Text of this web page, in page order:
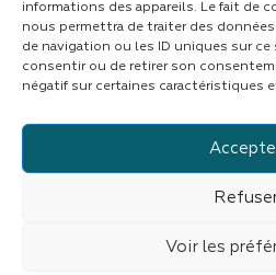
informations des appareils. Le fait de
nous permettra de traiter des
de navigation ou les ID uniques sur ce
consentir ou de retirer son
négatif sur certaines caractéristiques
Voir les
Suivez
© copyright 2023 | Tous
Mentions légales|